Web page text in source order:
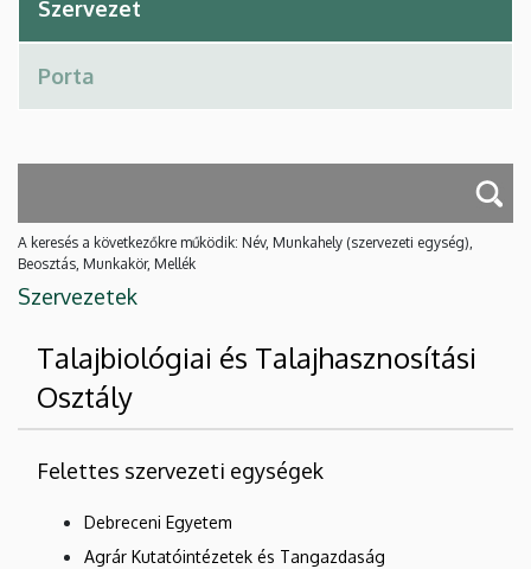
A keresés a következőkre működik: Név, Munkahely (szervezeti egység),
Beosztás, Munkakör, Mellék
Szervezetek
Talajbiológiai és Talajhasznosítási
Osztály
Felettes szervezeti egységek
Debreceni Egyetem
Agrár Kutatóintézetek és Tangazdaság